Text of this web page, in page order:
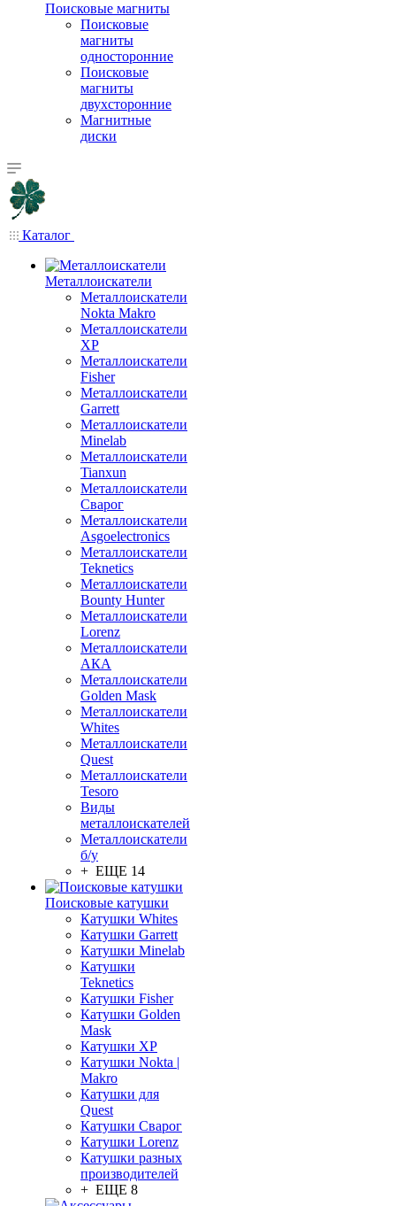
Поисковые магниты
Поисковые
магниты
односторонние
Поисковые
магниты
двухсторонние
Магнитные
диски
Каталог
Металлоискатели
Металлоискатели
Nokta Makro
Металлоискатели
XP
Металлоискатели
Fisher
Металлоискатели
Garrett
Металлоискатели
Minelab
Металлоискатели
Tianxun
Металлоискатели
Сварог
Металлоискатели
Asgoelectronics
Металлоискатели
Teknetics
Металлоискатели
Bounty Hunter
Металлоискатели
Lorenz
Металлоискатели
АКА
Металлоискатели
Golden Mask
Металлоискатели
Whites
Металлоискатели
Quest
Металлоискатели
Tesoro
Виды
металлоискателей
Металлоискатели
б/у
+ ЕЩЕ 14
Поисковые катушки
Катушки Whites
Катушки Garrett
Катушки Minelab
Катушки
Teknetics
Катушки Fisher
Катушки Golden
Mask
Катушки XP
Катушки Nokta |
Makro
Катушки для
Quest
Катушки Сварог
Катушки Lorenz
Катушки разных
производителей
+ ЕЩЕ 8